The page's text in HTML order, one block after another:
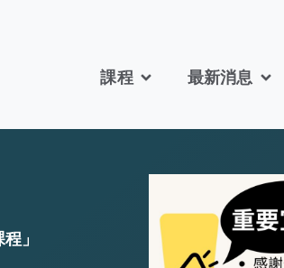
課程 最新消息
」